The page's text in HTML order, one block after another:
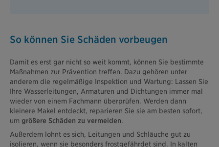
So können Sie Schäden vorbeugen
Damit es erst gar nicht so weit kommt, können Sie bestimmte
Maßnahmen zur Prävention treffen. Dazu gehören unter
anderem die regelmäßige Inspektion und Wartung: Lassen Sie
Ihre Wasserleitungen, Armaturen und Dichtungen immer mal
wieder von einem Fachmann überprüfen. Werden dann
kleinere Makel entdeckt, reparieren Sie sie am besten sofort,
um größere Schäden zu vermeiden.
Außerdem lohnt es sich, Leitungen und Schläuche gut zu
isolieren, wenn sie besonders frostgefährdet sind. In kalten